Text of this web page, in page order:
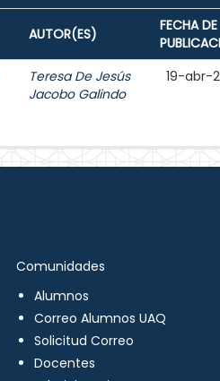
AUTOR(ES)
FECHA DE
Teresa De Jesús
Jacobo Galindo
19-abr-
Comunidades
Alumnos
Correo Alumnos UAQ
Solicitud Correo
Docentes